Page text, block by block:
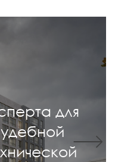
для